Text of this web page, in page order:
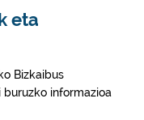
eta
Bizkaibus
informazioa